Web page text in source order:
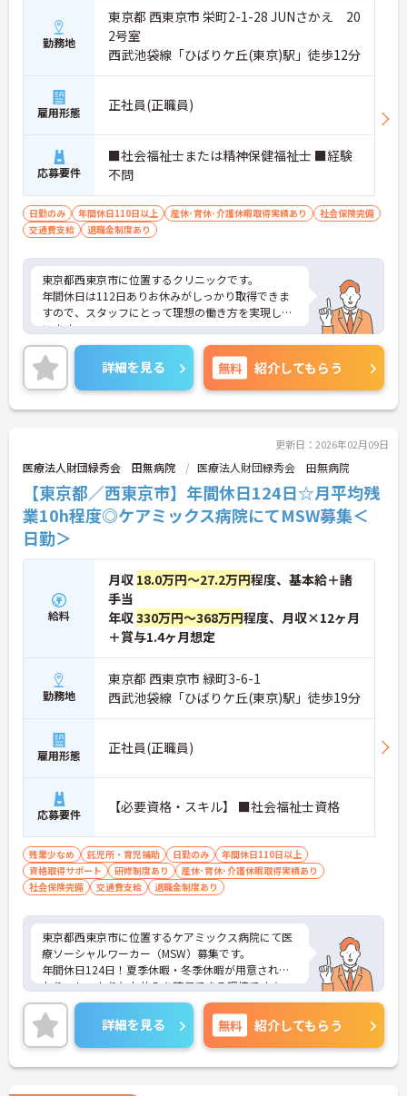
勤務地
東京都 西東京市 栄町2-1-28 JUNさかえ 20
2号室
西武池袋線「ひばりケ丘(東京)駅」徒歩12分
雇用形態 正社員(正職員)
応募要件
■社会福祉士または精神保健福祉士 ■経験
不問
日勤のみ 年間休日110日以上 産休･育休･介護休暇取得実績あり
社会保険完備
交通費支給
退職金制度あり
東京都西東京市に位置するクリニックです。
年間休日は112日ありお休みがしっかり取得できま
すので、スタッフにとって理想の働き方を実現して
います。
福利厚生が充実しておりますので、安心してご就業
いただけます。
ご興味のある方には、面接対策ポイントなど、さら
に詳細をお話しいたしますのでお気軽にご相談くだ
さい！
詳細を見る 無料 紹介してもらう
更新日：2026年02月09日
医療法人財団緑秀会 田無病院 医療法人財団緑秀会 田無病院
【東京都／西東京市】年間休日124日☆月平均残
業10h程度◎ケアミックス病院にてMSW募集＜
日勤＞
給料
月収 18.0万円～27.2万円程度、基本給＋諸
手当
年収330万円～368万円程度、月収×12ヶ月
＋賞与1.4ヶ月想定
勤務地
東京都 西東京市 緑町3-6-1
西武池袋線「ひばりケ丘(東京)駅」徒歩19分
雇用形態 正社員(正職員)
応募要件 【必要資格・スキル】 ■社会福祉士資格
残業少なめ 託児所・育児補助 日勤のみ
年間休日110日以上
資格取得サポート
研修制度あり
産休･育休･介護休暇取得実績あり
社会保険完備
交通費支給 退職金制度あり
東京都西東京市に位置するケアミックス病院にて医
療ソーシャルワーカー（MSW）募集です。
年間休日124日！夏季休暇・冬季休暇が用意されて
おり、しっかりとお休みを確保できる環境です☆
ご興味のある方には、面接対策ポイントなど、さら
に詳細をお話いたしますので、お気軽にご相談くだ
さい。
詳細を見る 無料 紹介してもらう